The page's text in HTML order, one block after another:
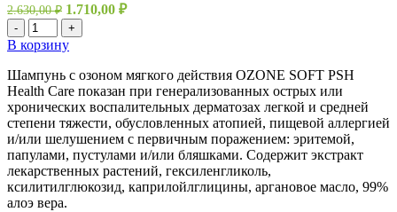
2.630,00₽ 1.710,00 ₽
- +
В корзину
Шампунь с озоном мягкого действия OZONE SOFT PSH
Health Care показан при генерализованных острых или
хронических воспалительных дерматозах легкой и средней
степени тяжести, обусловленных атопией, пищевой аллергией
и/или шелушением с первичным поражением: эритемой,
папулами, пустулами и/или бляшками. Содержит экстракт
лекарственных растений, гексиленгликоль,
ксилитилглюкозид, каприлойлглицины, аргановое масло, 99%
алоэ вера.